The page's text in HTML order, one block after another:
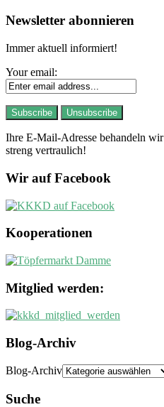
Newsletter abonnieren
Immer aktuell informiert!
Your email:
Ihre E-Mail-Adresse behandeln wir
streng vertraulich!
Wir auf Facebook
Kooperationen
Mitglied werden:
Blog-Archiv
Blog-Archiv
Suche